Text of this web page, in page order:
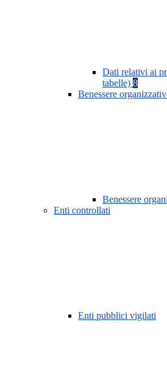
Dati relativi ai
tabelle) 8
Benessere
Benessere
Enti controllati
Enti pubblici vigilati